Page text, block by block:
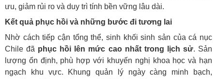
ưu, giảm rủi ro và duy trì tính bền vững lâu dài.
Kết quả phục hồi và những bước đi tương lai
Nhờ cách tiếp cận tổng thể, sinh khối sinh sản của cá nục
Chile đã phục hồi lên mức cao nhất trong lịch sử. Sản
lượng ổn định, phù hợp với khuyến nghị khoa học và hạn
ngạch khu vực. Khung quản lý ngày càng minh bạch,